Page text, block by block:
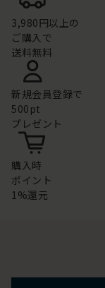
3,980円以上の
ご購入で
送料無料
新規会員登録で
500pt
プレゼント
購入時
ポイント
1%還元